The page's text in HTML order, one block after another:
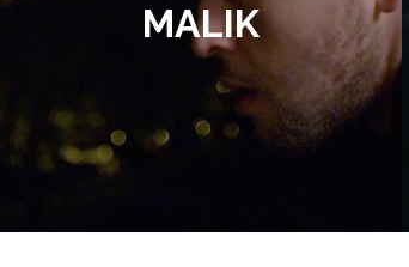
MALIK